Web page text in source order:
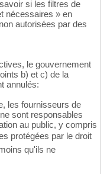
si les filtres de
nécessaires » en
autorisées par des
le gouvernement
b) et c) de la
annulés:
les fournisseurs de
sont responsables
au public, y compris
protégées par le droit
qu'ils ne